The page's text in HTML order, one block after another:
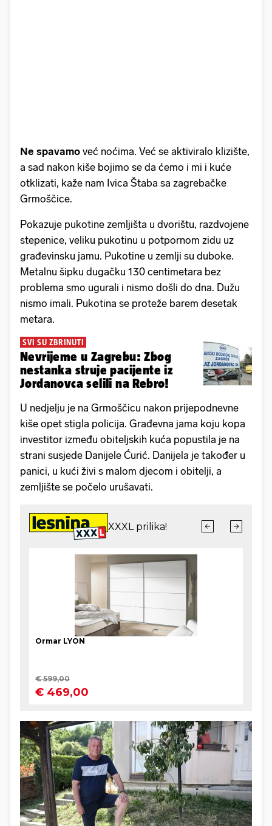
Ne spavamo već noćima. Već se aktiviralo klizište,
a sad nakon kiše bojimo se da ćemo i mi i kuće
otklizati, kaže nam Ivica Štaba sa zagrebačke
Grmoščice.
Pokazuje pukotine zemljišta u dvorištu, razdvojene
stepenice, veliku pukotinu u potpornom zidu uz
građevinsku jamu. Pukotine u zemlji su duboke.
Metalnu šipku dugačku 130 centimetara bez
problema smo ugurali i nismo došli do dna. Dužu
nismo imali. Pukotina se proteže barem desetak
metara.
SVI SU ZBRINUTI
Nevrijeme u Zagrebu: Zbog
nestanka struje pacijente iz
Jordanovca selili na Rebro!
U nedjelju je na Grmoščicu nakon prijepodnevne
kiše opet stigla policija. Građevna jama koju kopa
investitor između obiteljskih kuća popustila je na
strani susjede Danijele Ćurić. Danijela je također u
panici, u kući živi s malom djecom i obitelji, a
zemljište se počelo urušavati.